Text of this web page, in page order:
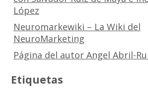
López
Neuromarkewiki – La Wiki del
NeuroMarketing
Página del autor Angel Abril-
Etiquetas